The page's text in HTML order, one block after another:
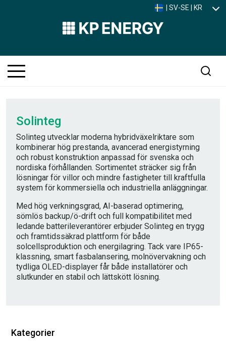
| SV-SE | KR
Solinteg
Solinteg utvecklar moderna hybridväxelriktare som
kombinerar hög prestanda, avancerad energistyrning
och robust konstruktion anpassad för svenska och
nordiska förhållanden. Sortimentet sträcker sig från
lösningar för villor och mindre fastigheter till kraftfulla
system för kommersiella och industriella anläggningar.
Med hög verkningsgrad, AI-baserad optimering,
sömlös backup/ö-drift och full kompatibilitet med
ledande batterileverantörer erbjuder Solinteg en trygg
och framtidssäkrad plattform för både
solcellsproduktion och energilagring. Tack vare IP65-
klassning, smart fasbalansering, molnövervakning och
tydliga OLED-displayer får både installatörer och
slutkunder en stabil och lättskött lösning.
Kategorier